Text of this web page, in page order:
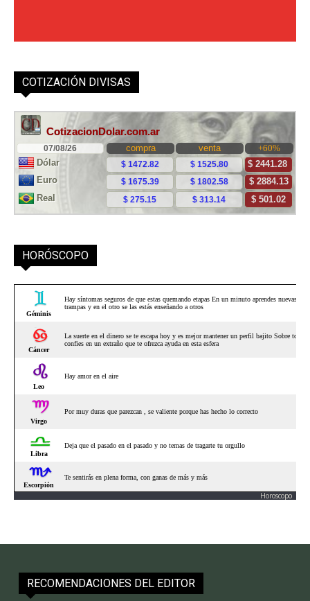
COTIZACIÓN DIVISAS
HORÓSCOPO
Horoscopo
RECOMENDACIONES DEL EDITOR